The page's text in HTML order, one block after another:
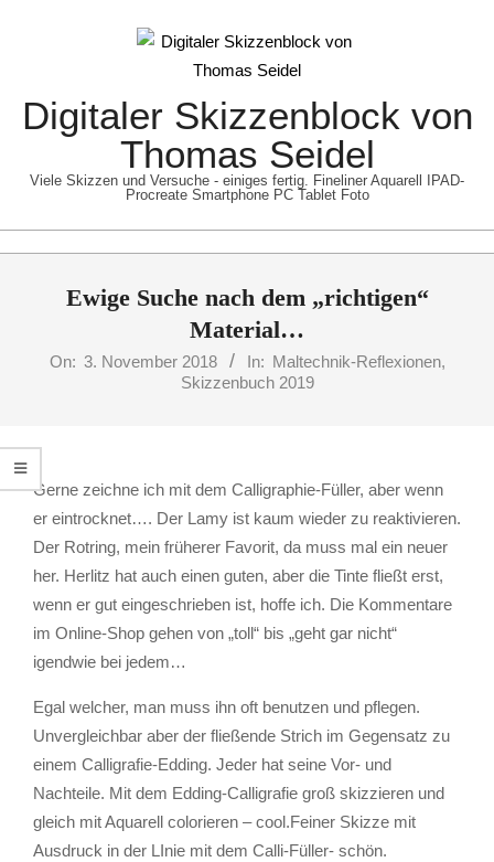
Digitaler Skizzenblock von
Thomas Seidel
Viele Skizzen und Versuche - einiges fertig. Fineliner Aquarell IPAD-
Procreate Smartphone PC Tablet Foto
NavigationEwige Suche nach dem „richtigen“
Material…
On: 3. November 2018 In: Maltechnik-Reflexionen,
Skizzenbuch 2019
Gerne zeichne ich mit dem Calligraphie-Füller, aber wenn
er eintrocknet…. Der Lamy ist kaum wieder zu reaktivieren.
Der Rotring, mein früherer Favorit, da muss mal ein neuer
her. Herlitz hat auch einen guten, aber die Tinte fließt erst,
wenn er gut eingeschrieben ist, hoffe ich. Die Kommentare
im Online-Shop gehen von „toll“ bis „geht gar nicht“
igendwie bei jedem…
Egal welcher, man muss ihn oft benutzen und pflegen.
Unvergleichbar aber der fließende Strich im Gegensatz zu
einem Calligrafie-Edding. Jeder hat seine Vor- und
Nachteile. Mit dem Edding-Calligrafie groß skizzieren und
gleich mit Aquarell colorieren – cool.Feiner Skizze mit
Ausdruck in der LInie mit dem Calli-Füller- schön.